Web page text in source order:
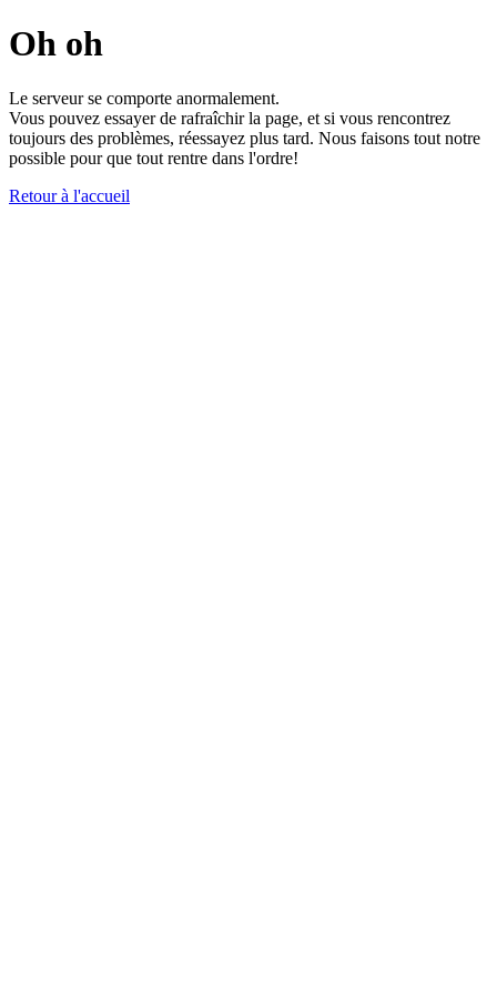
Oh oh
Le serveur se comporte anormalement.
Vous pouvez essayer de rafraîchir la page, et si vous rencontrez
toujours des problèmes, réessayez plus tard. Nous faisons tout notre
possible pour que tout rentre dans l'ordre!
Retour à l'accueil